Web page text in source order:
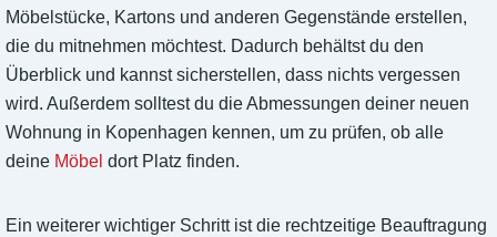
Möbelstücke, Kartons und anderen Gegenstände erstellen,
die du mitnehmen möchtest. Dadurch behältst du den
Überblick und kannst sicherstellen, dass nichts vergessen
wird. Außerdem solltest du die Abmessungen deiner neuen
Wohnung in Kopenhagen kennen, um zu prüfen, ob alle
deine Möbel dort Platz finden.
Ein weiterer wichtiger Schritt ist die rechtzeitige Beauftragung